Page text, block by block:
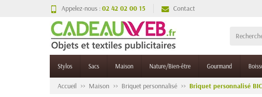
Appelez-nous :02 42 02 00 15 Contact
Stylos Sacs Maison Nature/Bien-être Gourmand
Accueil Maison Briquet personnalisé Briquet personnalisé